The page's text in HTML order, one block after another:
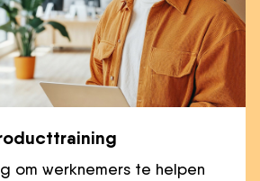
om werknemers te helpen